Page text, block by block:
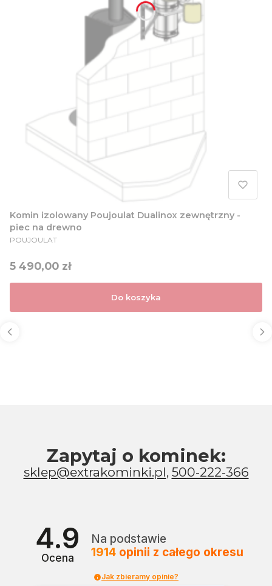
Komin izolowany Poujoulat Dualinox zewnętrzny -
piec na drewno
PRODUCENT
POUJOULAT
Cena
5 490,00 zł
Do koszyka
Zapytaj o kominek:
sklep@extrakominki.pl, 500-222-366
4.9
Ocena
Na podstawie
1914 opinii z całego okresu
Jak zbieramy opinie?